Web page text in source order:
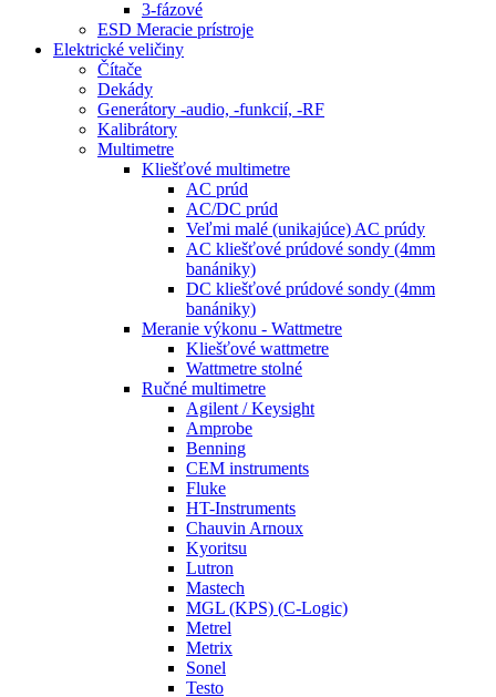
3-fázové
ESD Meracie prístroje
Elektrické veličiny
Čítače
Dekády
Generátory -audio, -funkcií, -RF
Kalibrátory
Multimetre
Kliešťové multimetre
AC prúd
AC/DC prúd
Veľmi malé (unikajúce) AC prúdy
AC kliešťové prúdové sondy (4mm
banániky)
DC kliešťové prúdové sondy (4mm
banániky)
Meranie výkonu - Wattmetre
Kliešťové wattmetre
Wattmetre stolné
Ručné multimetre
Agilent / Keysight
Amprobe
Benning
CEM instruments
Fluke
HT-Instruments
Chauvin Arnoux
Kyoritsu
Lutron
Mastech
MGL (KPS) (C-Logic)
Metrel
Metrix
Sonel
Testo